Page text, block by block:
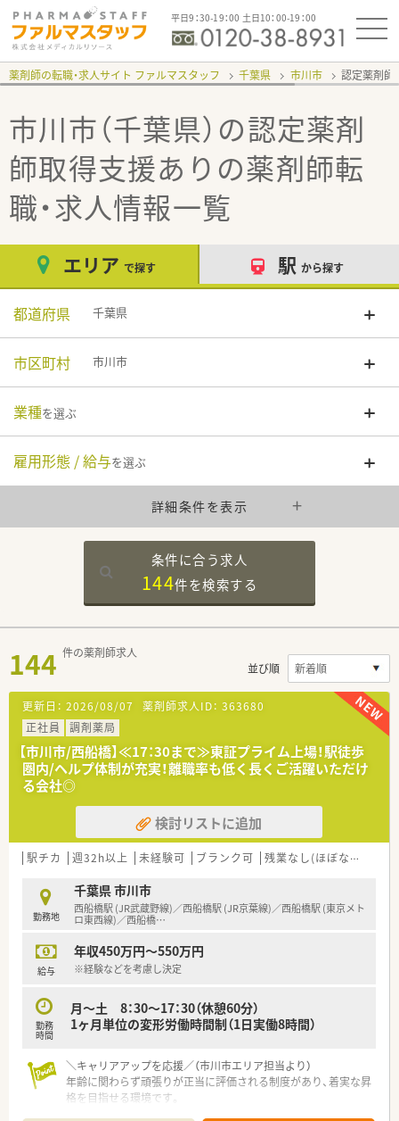
平日9：30-19：00 土日10：00-19：00
薬剤師の転職・求人サイト ファルマスタッフ 千葉県 市川市 認定薬剤
市川市（千葉県）の認定薬剤
師取得支援あり の薬剤師転
職・求人情報一覧
エリア で探す 駅 から探す
都道府県 千葉県
市区町村 市川市
業種を選ぶ
雇用形態 / 給与を選ぶ
詳細条件を表示
条件に合う求人
144件を検索する
144 件の薬剤師求人
並び順
更新日： 2026/08/07 薬剤師求人ID： 363680
正社員
調剤薬局
【市川市/西船橋】≪17：30まで≫東証プライム上場！駅徒歩
圏内/ヘルプ体制が充実！離職率も低く長くご活躍いただけ
る会社◎
検討リストに追加
駅チカ 週32h以上 未経験可 ブランク可 残業なし(ほぼなし含む)
勤務地
千葉県 市川市
西船橋駅 (JR武蔵野線)／西船橋駅 (JR京葉線)／西船橋駅 (東京メト
ロ東西線)／西船橋…
給与
年収450万円～550万円
※経験などを考慮し決定
勤務
時間
月～土 8：30～17：30（休憩60分）
1ヶ月単位の変形労働時間制（1日実働8時間）
＼キャリアアップを応援／（市川市エリア担当より）
年齢に関わらず頑張りが正当に評価される制度があり、着実な昇
格を目指せる環境です。